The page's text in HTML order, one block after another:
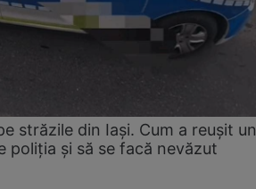
străzile din Iași. Cum a reușit un
poliția și să se facă nevăzut